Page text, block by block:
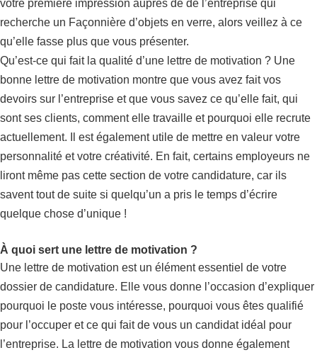
votre première impression auprès de de l’entreprise qui
recherche un Façonnière d’objets en verre, alors veillez à ce
qu’elle fasse plus que vous présenter.
Qu’est-ce qui fait la qualité d’une lettre de motivation ? Une
bonne lettre de motivation montre que vous avez fait vos
devoirs sur l’entreprise et que vous savez ce qu’elle fait, qui
sont ses clients, comment elle travaille et pourquoi elle recrute
actuellement. Il est également utile de mettre en valeur votre
personnalité et votre créativité. En fait, certains employeurs ne
liront même pas cette section de votre candidature, car ils
savent tout de suite si quelqu’un a pris le temps d’écrire
quelque chose d’unique !
À quoi sert une lettre de motivation ?
Une lettre de motivation est un élément essentiel de votre
dossier de candidature. Elle vous donne l’occasion d’expliquer
pourquoi le poste vous intéresse, pourquoi vous êtes qualifié
pour l’occuper et ce qui fait de vous un candidat idéal pour
l’entreprise. La lettre de motivation vous donne également